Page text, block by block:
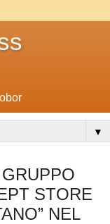
▼
STORE
NEL